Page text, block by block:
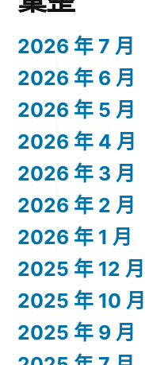
2026 年 7 月
2026 年 6 月
2026 年 5 月
2026 年 4 月
2026 年 3 月
2026 年 2 月
2026 年 1 月
2025 年 12 月
2025 年 10 月
2025 年 9 月